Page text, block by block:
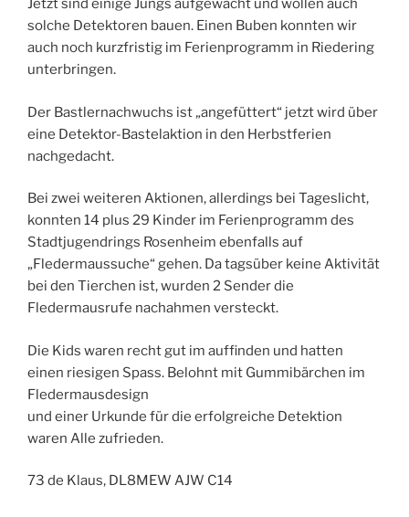
Jetzt sind einige Jungs aufgewacht und wollen auch
solche Detektoren bauen. Einen Buben konnten wir
auch noch kurzfristig im Ferienprogramm in Riedering
unterbringen.
Der Bastlernachwuchs ist „angefüttert“ jetzt wird über
eine Detektor-Bastelaktion in den Herbstferien
nachgedacht.
Bei zwei weiteren Aktionen, allerdings bei Tageslicht,
konnten 14 plus 29 Kinder im Ferienprogramm des
Stadtjugendrings Rosenheim ebenfalls auf
„Fledermaussuche“ gehen. Da tagsüber keine Aktivität
bei den Tierchen ist, wurden 2 Sender die
Fledermausrufe nachahmen versteckt.
Die Kids waren recht gut im auffinden und hatten
einen riesigen Spass. Belohnt mit Gummibärchen im
Fledermausdesign
und einer Urkunde für die erfolgreiche Detektion
waren Alle zufrieden.
73 de Klaus, DL8MEW AJW C14